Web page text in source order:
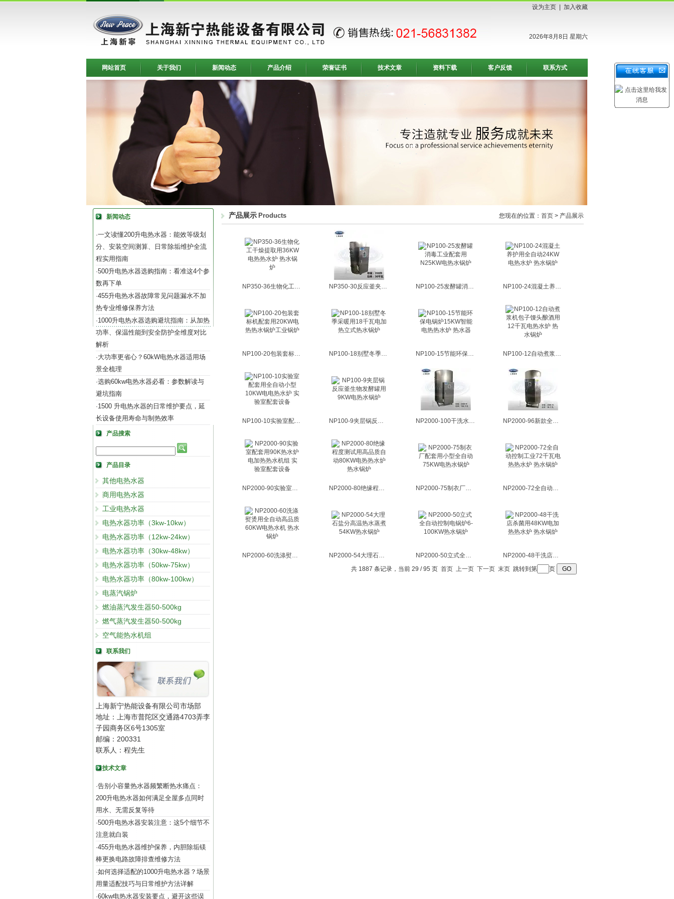
设为主页 加入收藏
2026年8月8日 星期六
网站首页 关于我们 新闻动态 产品介绍 荣誉证书 技术文章 资料下载 客户反馈 联系方式
新闻动态
·一文读懂200升电热水器：能效等级划
分、安装空间测算、日常除垢维护全流
程实用指南
·500升电热水器选购指南：看准这4个参
数再下单
·455升电热水器故障常见问题漏水不加
热专业维修保养方法
·1000升电热水器选购避坑指南：从加热
功率、保温性能到安全防护全维度对比
解析
·大功率更省心？60kW电热水器适用场
景全梳理
·选购60kw电热水器必看：参数解读与
避坑指南
·1500 升电热水器的日常维护要点，延
长设备使用寿命与制热效率
产品搜索
产品目录
其他电热水器
商用电热水器
工业电热水器
电热水器功率（3kw-10kw）
电热水器功率（12kw-24kw）
电热水器功率（30kw-48kw）
电热水器功率（50kw-75kw）
电热水器功率（80kw-100kw）
电蒸汽锅炉
燃油蒸汽发生器50-500kg
燃气蒸汽发生器50-500kg
空气能热水机组
联系我们
上海新宁热能设备有限公司市场部
地址：上海市普陀区交通路4703弄李
子园商务区6号1305室
邮编：200331
联系人：程先生
技术文章
·告别小容量热水器频繁断热水痛点：
200升电热水器如何满足全屋多点同时
用水、无需反复等待
·500升电热水器安装注意：这5个细节不
注意就白装
·455升电热水器维护保养，内胆除垢镁
棒更换电路故障排查维修方法
·如何选择适配的1000升电热水器？场景
用量适配技巧与日常维护方法详解
·60kw电热水器安装要点，避开这些误
产品展示 Products 您现在的位置： 首页 > 产品展示
NP350-36生物化工干燥提取用36KW电热热水炉 热水锅炉 NP350-30反应釜夹层锅灭菌配套用30kw立式热水锅炉 NP100-25发酵罐消毒工业配套用N25KW电热水锅炉 NP100-24混凝土养护用全自动24KW电热水炉 热水锅炉
NP100-20包装套标机配套用20KW电热热水锅炉工业锅炉 NP100-18别墅冬季采暖用18千瓦电加热立式热水锅炉 NP100-15节能环保电锅炉15KW智能电热热水炉 热水器 NP100-12自动煮浆机包子馒头酿酒用12千瓦电热水炉 热水锅炉
NP100-10实验室配套用全自动小型10KW电电热水炉 实验室配套设备 NP100-9夹层锅反应釜生物发酵罐用9KW电热水锅炉 NP2000-100干洗水洗熨烫用100KW全自动电热热水锅炉 NP2000-96新款全自动液晶显示小型96KW电热热水锅炉
NP2000-90实验室配套用90K热水炉 电加热热水机组 实验室配套设备 NP2000-80绝缘程度测试用高品质自动80KW电热热水炉 热水锅炉 NP2000-75制衣厂配套用小型全自动75KW电热水锅炉 NP2000-72全自动控制工业72千瓦电热热水炉 热水锅炉
NP2000-60洗涤熨烫用全自动高品质60KW电热水机 热水锅炉 NP2000-54大理石盐分高温热水蒸煮54KW热水锅炉 NP2000-50立式全自动控制电锅炉6-100KW热水锅炉
NP2000-48干洗店杀菌用48KW电加热热水炉 热水锅炉
共 1887 条记录，当前 29 / 95 页 首页 上一页 下一页 末页跳转到第 页